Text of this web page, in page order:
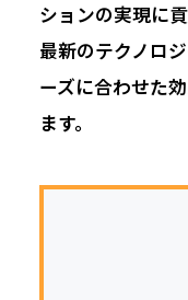
ションの実現に貢
最新のテクノロ
ーズに合わせた
ます。